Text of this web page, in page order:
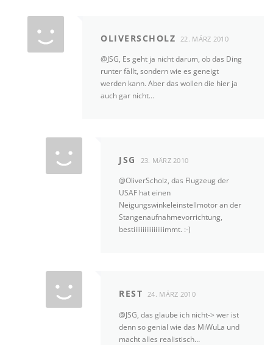
OLIVERSCHOLZ 22. MÄRZ 2010
@JSG, Es geht ja nicht darum, ob das Ding
runter fällt, sondern wie es geneigt
werden kann. Aber das wollen die hier ja
auch gar nicht…
JSG 23. MÄRZ 2010
@OliverScholz, das Flugzeug der
USAF hat einen
Neigungswinkeleinstellmotor an der
Stangenaufnahmevorrichtung,
bestiiiiiiiiiiiiiiiiimmt. :-)
REST 24. MÄRZ 2010
@JSG, das glaube ich nicht-> wer ist
denn so genial wie das MiWuLa und
macht alles realistisch…